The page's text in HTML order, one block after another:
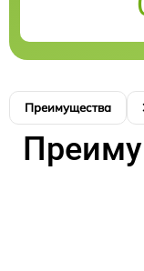
Преимущества